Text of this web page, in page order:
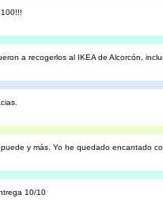
a recogerlos al IKEA de Alcorcón,
y más. Yo he quedado encantado
10/10